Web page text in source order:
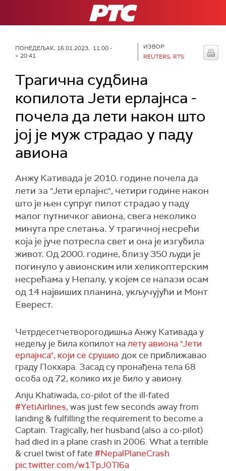
РТС
ПОНЕДЕЉАК, 16.01.2023, 11:00 -
> 20:41
ИЗВОР:
REUTERS, RTS
Трагична судбина
копилота Јети ерлајнса -
почела да лети након што
јој је муж страдао у паду
авиона
Анжу Кативада је 2010. године почела да
лети за "Јети ерлајнс", четири године након
што је њен супруг пилот страдао у паду
малог путничког авиона, свега неколико
минута пре слетања. У трагичној несрећи
која је јуче потресла свет и она је изгубила
живот. Од 2000. године, близу 350 људи је
погинуло у авионским или хеликоптерским
несрећама у Непалу, у којем се налази осам
од 14 највиших планина, укључујући и Монт
Еверест.
Четрдесетчетворогодишња Анжу Кативада у
недељу је била копилот налету авиона "Јети
ерлајнса", који се срушио док се приближавао
граду Покхара. Засад су пронађена тела 68
особа од 72, колико их је било у авиону.
Anju Khatiwada, co-pilot of the ill-fated
#YetiAirlines, was just few seconds away from
landing & fulfilling the requirement to become a
Captain. Tragically, her husband (also a co-pilot)
had died in a plane crash in 2006. What a terrible
& cruel twist of fate #NepalPlaneCrash
pic.twitter.com/w1TpJ0Tl6a